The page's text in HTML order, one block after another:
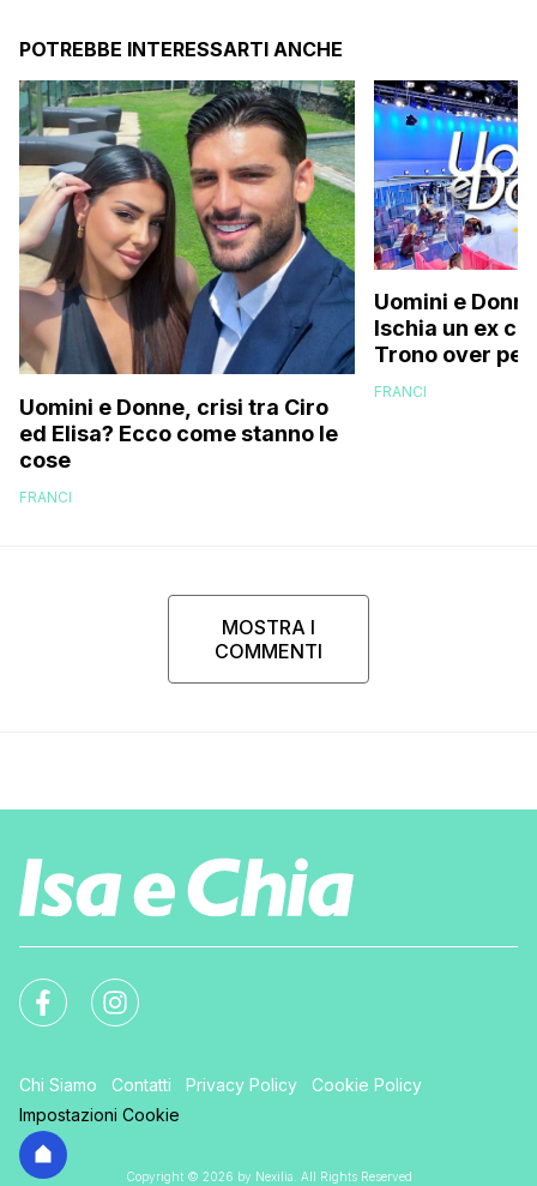
POTREBBE INTERESSARTI ANCHE
Uomini e Donne, crisi tra Ciro
ed Elisa? Ecco come stanno le
cose
FRANCI
Uomini e
Ischia un ex
Trono over
documenti
FRANCI
MOSTRA I
COMMENTI
Chi Siamo Contatti Privacy Policy
Cookie Policy
Impostazioni Cookie
Copyright © 2026 by Nexilia. All Rights Reserved